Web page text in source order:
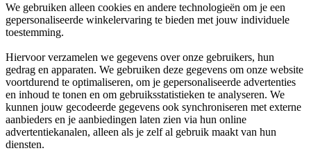
We gebruiken alleen cookies en andere technologieën om je een
gepersonaliseerde winkelervaring te bieden met jouw individuele
toestemming.
Hiervoor verzamelen we gegevens over onze gebruikers, hun
gedrag en apparaten. We gebruiken deze gegevens om onze website
voortdurend te optimaliseren, om je gepersonaliseerde advertenties
en inhoud te tonen en om gebruiksstatistieken te analyseren. We
kunnen jouw gecodeerde gegevens ook synchroniseren met externe
aanbieders en je aanbiedingen laten zien via hun online
advertentiekanalen, alleen als je zelf al gebruik maakt van hun
diensten.